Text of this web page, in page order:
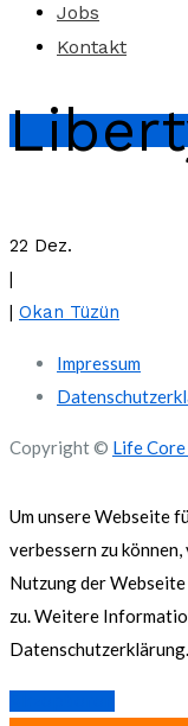
Jobs
Kontakt
22 Dez.
|
| Okan Tüzün
Impressum
Copyright © Life Core
Um unsere Webseite
verbessern zu
Nutzung der
zu. Weitere
Datenschutzerklärung.